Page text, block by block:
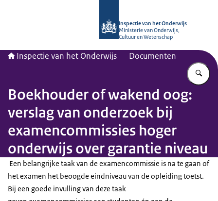
Inspectie van het Onderwijs
Ministerie van Onderwijs,
Cultuur en Wetenschap
Inspectie van het Onderwijs Documenten
Boekhouder of wakend oog:
verslag van onderzoek bij
examencommissies hoger
onderwijs over garantie niveau
Een belangrijke taak van de examencommissie is na te gaan of
het examen het beoogde eindniveau van de opleiding toetst.
Bij een goede invulling van deze taak